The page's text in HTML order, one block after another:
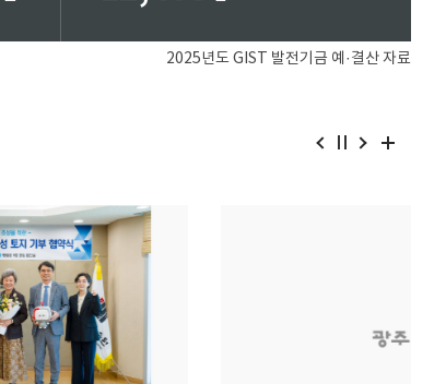
2025년도 GIST 발전기금 예·결산 자료